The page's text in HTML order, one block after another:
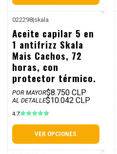
022298|skala
Aceite capilar 5 en
1 antifrizz Skala
Mais Cachos, 72
horas, con
protector térmico.
POR MAYOR$8.750 CLP
AL DETALLE$10.042 CLP
4.7
VER OPCIONES